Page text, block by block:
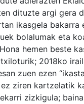
dituzte argi gera
ikasgela
bolalumak eta
hemen beste
2018ko
zuen ezen
ziren kartzelatik
zizkigula;